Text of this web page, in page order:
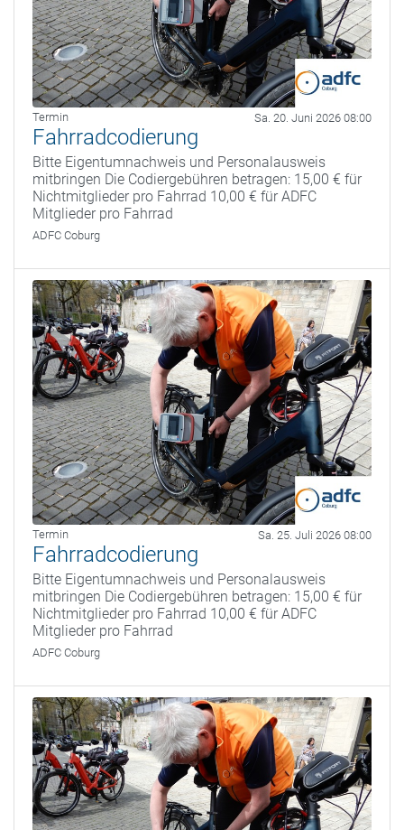
Termin Sa. 20. Juni 2026 08:00
Fahrradcodierung
Bitte Eigentumnachweis und Personalausweis
mitbringen Die Codiergebühren betragen: 15,00 € für
Nichtmitglieder pro Fahrrad 10,00 € für ADFC
Mitglieder pro Fahrrad
ADFC Coburg
Termin Sa. 25. Juli 2026 08:00
Fahrradcodierung
Bitte Eigentumnachweis und Personalausweis
mitbringen Die Codiergebühren betragen: 15,00 € für
Nichtmitglieder pro Fahrrad 10,00 € für ADFC
Mitglieder pro Fahrrad
ADFC Coburg